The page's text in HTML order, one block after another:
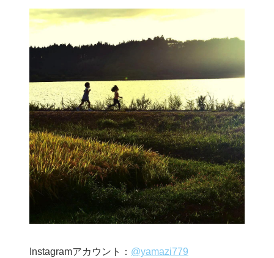
Instagramアカウント： @yamazi779